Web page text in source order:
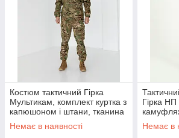
Костюм тактичний Гірка
Мультикам, комплект куртка з
капюшоном і штани, тканина
ріп-стоп
водовідштовхувальна
Немає в наявності
Гірка
ВСУ
грета
Немає в